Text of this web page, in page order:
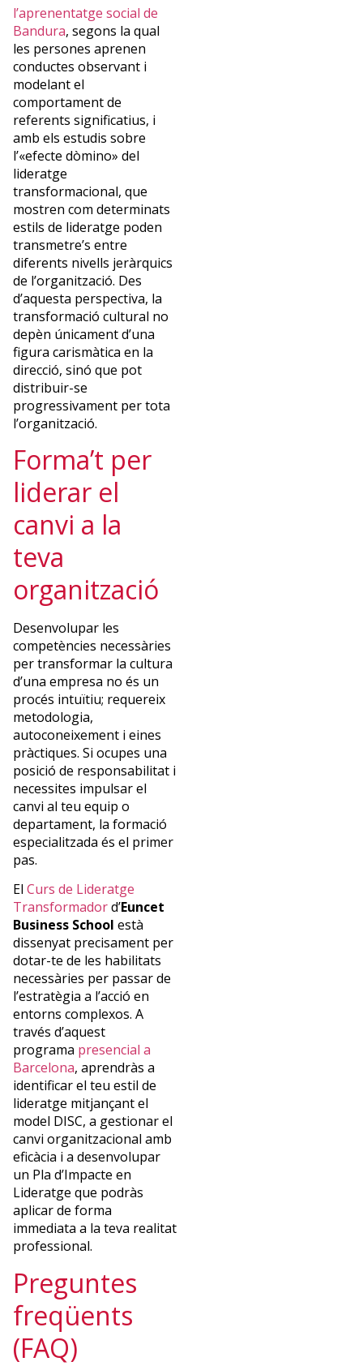
l’aprenentatge social de
Bandura, segons la qual
les persones aprenen
conductes observant i
modelant el
comportament de
referents significatius, i
amb els estudis sobre
l’«efecte dòmino» del
lideratge
transformacional, que
mostren com determinats
estils de lideratge poden
transmetre’s entre
diferents nivells jeràrquics
de l’organització. Des
d’aquesta perspectiva, la
transformació cultural no
depèn únicament d’una
figura carismàtica en la
direcció, sinó que pot
distribuir-se
progressivament per tota
l’organització.
Forma’t per
liderar el
canvi a la
teva
organització
Desenvolupar les
competències necessàries
per transformar la cultura
d’una empresa no és un
procés intuïtiu; requereix
metodologia,
autoconeixement i eines
pràctiques. Si ocupes una
posició de responsabilitat i
necessites impulsar el
canvi al teu equip o
departament, la formació
especialitzada és el primer
pas.
ElCurs de Lideratge
Transformadord’Euncet
Business School està
dissenyat precisament per
dotar-te de les habilitats
necessàries per passar de
l’estratègia a l’acció en
entorns complexos. A
través d’aquest
programa presencial a
Barcelona, aprendràs a
identificar el teu estil de
lideratge mitjançant el
model DISC, a gestionar el
canvi organitzacional amb
eficàcia i a desenvolupar
un Pla d’Impacte en
Lideratge que podràs
aplicar de forma
immediata a la teva realitat
professional.
Preguntes
freqüents
(FAQ)